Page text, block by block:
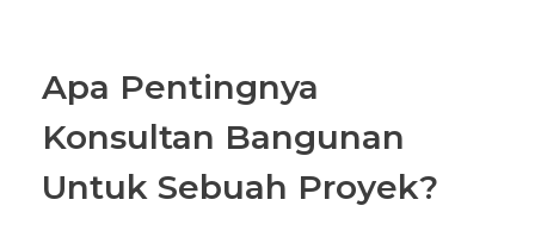
Apa Pentingnya
Konsultan Bangunan
Untuk Sebuah Proyek?